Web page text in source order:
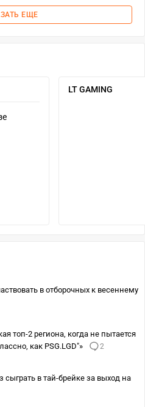
ЕЩЕ
LT GAMING
в отборочных к весеннему
топ-2 региона, когда не пытается
как PSG.LGD"»
2
сыграть в тай-брейке за выход на